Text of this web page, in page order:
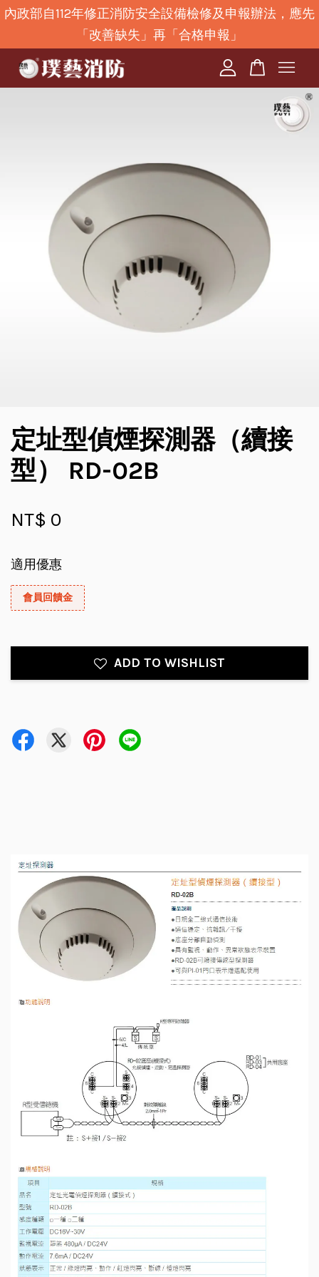
內政部自112年修正消防安全設備檢修及申報辦法，應先
「改善缺失」再「合格申報」
定址型偵煙探測器（續接
型） RD-02B
NT$ 0
適用優惠
會員回饋金
ADD TO WISHLIST
您的購物車目前還是空的。